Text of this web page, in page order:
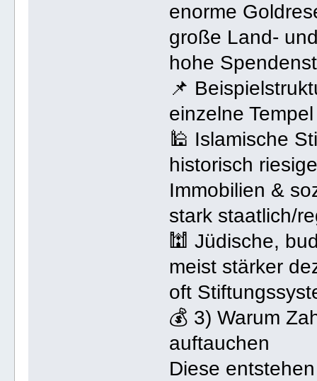
enorme
große Land-
hohe
📌
einzelne
🕌 Islamische
historisch
Immobilien &
stark staatlich/
🕍 Jüdische,
meist stärker
oft
💰 3) Warum
auftauchen
Diese